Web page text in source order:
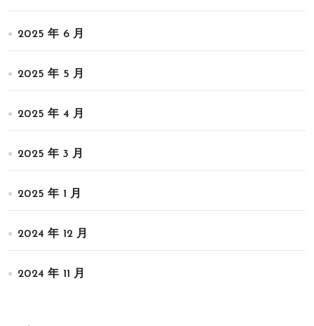
2025 年 6 月
2025 年 5 月
2025 年 4 月
2025 年 3 月
2025 年 1 月
2024 年 12 月
2024 年 11 月